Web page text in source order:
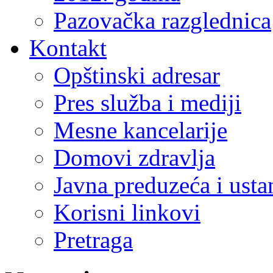
Pazovačka razglednica
Kontakt
Opštinski adresar
Pres služba i mediji
Mesne kancelarije
Domovi zdravlja
Javna preduzeća i
Korisni linkovi
Pretraga